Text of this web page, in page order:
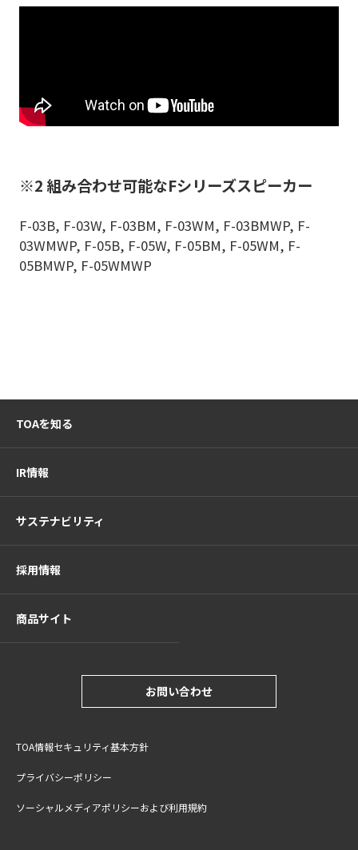
※2 組み合わせ可能なFシリーズスピーカー
F-03B, F-03W, F-03BM, F-03WM, F-03BMWP, F-
03WMWP, F-05B, F-05W, F-05BM, F-05WM, F-
05BMWP, F-05WMWP
TOAを知る
IR情報
サステナビリティ
採用情報
商品サイト
お問い合わせ
TOA情報セキュリティ基本方針
プライバシーポリシー
ソーシャルメディアポリシーおよび利用規約